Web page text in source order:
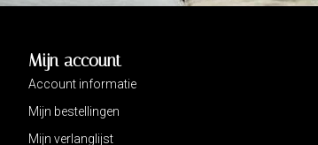
Mijn account
Account informatie
Mijn bestellingen
Mijn verlanglijst